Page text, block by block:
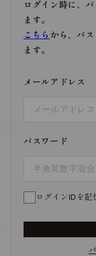
ログイン時に、
ます。
こちら から、パ
ます。
メールアドレス
パスワード
ログインIDを記